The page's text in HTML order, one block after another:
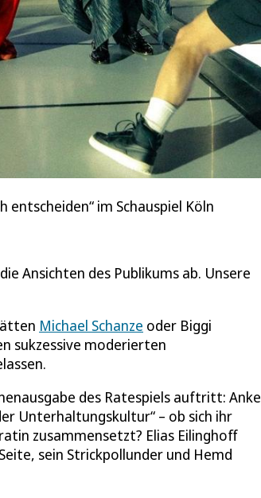
entscheiden“ im Schauspiel Köln
Ansichten des Publikums ab. Unsere
Michael Schanze oder Biggi
sukzessive moderierten
des Ratespiels auftritt: Anke
Unterhaltungskultur“ – ob sich ihr
zusammensetzt? Elias Eilinghoff
sein Strickpollunder und Hemd